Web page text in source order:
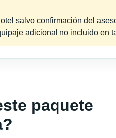
salvo confirmación del
adicional no incluido en
paquete